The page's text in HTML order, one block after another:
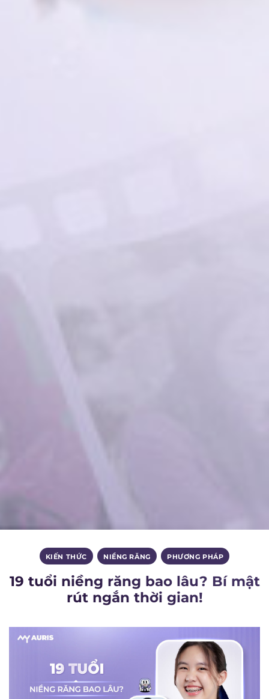
KIẾN THỨC , NIỀNG RĂNG , PHƯƠNG PHÁP
19 tuổi niềng răng bao lâu? Bí mật
rút ngắn thời gian!